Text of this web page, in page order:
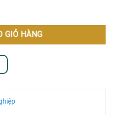
số lượng
GIỎ HÀNG